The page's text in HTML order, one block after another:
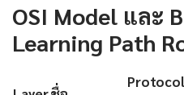
OSI Model และ
Learning Path